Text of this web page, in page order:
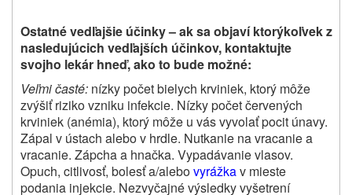
Ostatné vedľajšie účinky – ak sa objaví ktorýkoľvek z
nasledujúcich vedľajších účinkov, kontaktujte
svojho lekár hneď, ako to bude možné:
Veľmi časté: nízky počet bielych krviniek, ktorý môže
zvýšiť riziko vzniku infekcie. Nízky počet červených
krviniek (anémia), ktorý môže u vás vyvolať pocit únavy.
Zápal v ústach alebo v hrdle. Nutkanie na vracanie a
vracanie. Zápcha a hnačka. Vypadávanie vlasov.
Opuch, citlivosť, bolesť a/alebovyrážkav mieste
podania injekcie. Nezvyčajné výsledky vyšetrení